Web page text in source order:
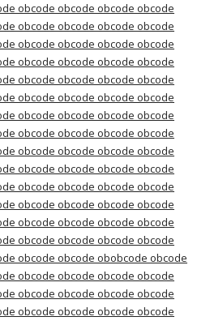
obcode obcode obcode obcode
obcode obcode obcode obcode
obcode obcode obcode obcode
obcode obcode obcode obcode
obcode obcode obcode obcode
obcode obcode obcode obcode
obcode obcode obcode obcode
obcode obcode obcode obcode
obcode obcode obcode obcode
obcode obcode obcode obcode
obcode obcode obcode obcode
obcode obcode obcode obcode
obcode obcode obcode obcode
obcode obcode obcode obcode
obcode obcode obobcode obcode
obcode obcode obcode obcode
obcode obcode obcode obcode
obcode obcode obcode obcode